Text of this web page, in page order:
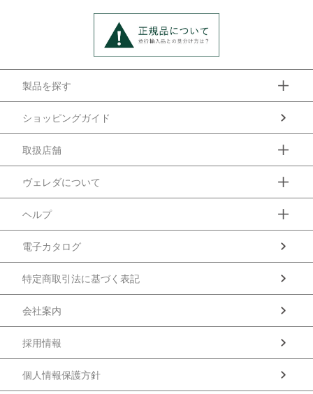
製品を探す
ショッピングガイド
取扱店舗
ヴェレダについて
ヘルプ
電子カタログ
特定商取引法に基づく表記
会社案内
採用情報
個人情報保護方針